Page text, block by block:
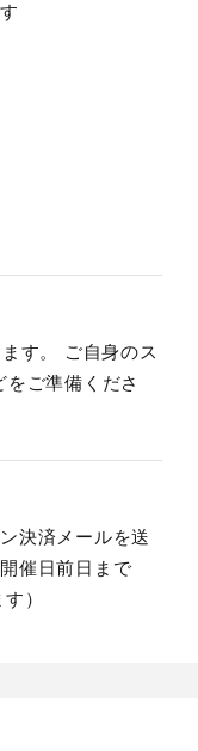
す。 ご自身のス
ご準備くださ
決済メールを送
催日前日まで
）